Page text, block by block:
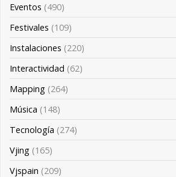
Eventos (490)
Festivales (109)
Instalaciones (220)
Interactividad (62)
Mapping (264)
Música (148)
Tecnología (274)
Vjing (165)
Vjspain (209)